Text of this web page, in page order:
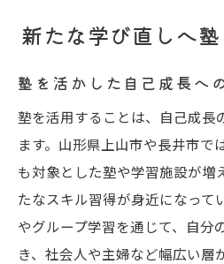
塾を通じた成人教育
成人教育で広がる地
塾と連携した地域
塾参加で体験でき
自己啓発に役立つ塾選
自己啓発に適した
塾選びで重視した
新たな学び直しへ
塾を活かした自己成長へ
塾を活用することは、自己成長
ます。山形県上山市や長井市で
も対象とした塾や学習施設が増
たなスキル習得が身近になって
やグループ学習を通じて、自分
き、社会人や主婦など幅広い層